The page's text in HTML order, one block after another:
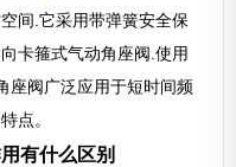
间.它采用带弹簧安全保
卡箍式气动角座阀.使用
座阀广泛应用于短时间频
点。
有什么区别